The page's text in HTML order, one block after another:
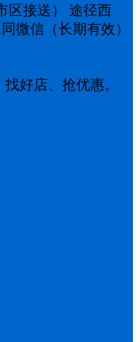
区接送） 途径西
微信（长期有效）
好店、抢优惠。